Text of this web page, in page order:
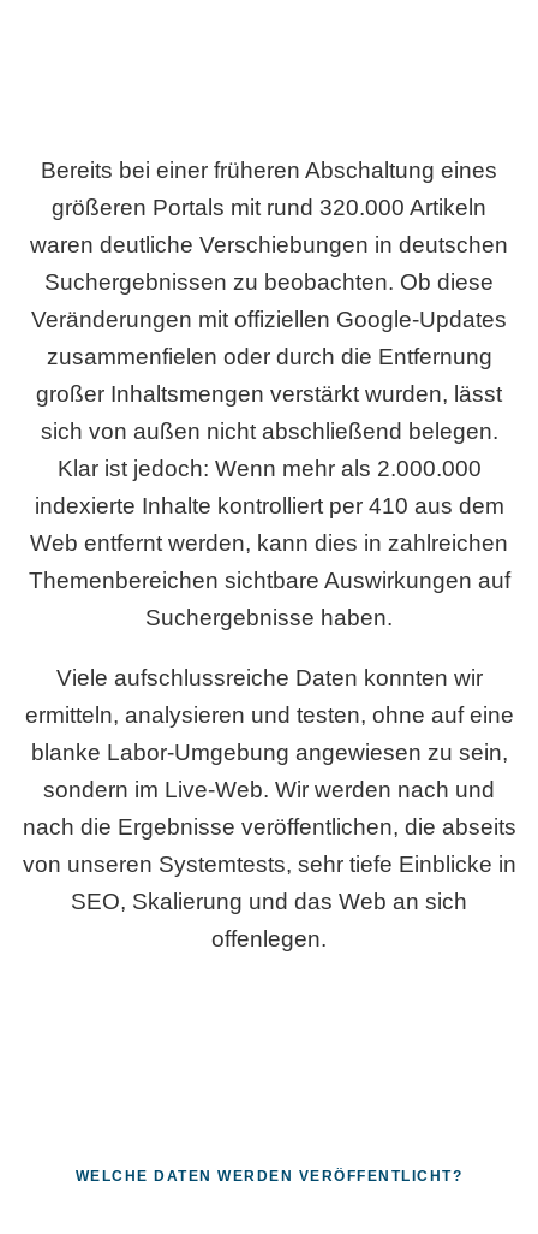
Bereits bei einer früheren Abschaltung eines
größeren Portals mit rund 320.000 Artikeln
waren deutliche Verschiebungen in deutschen
Suchergebnissen zu beobachten. Ob diese
Veränderungen mit offiziellen Google-Updates
zusammenfielen oder durch die Entfernung
großer Inhaltsmengen verstärkt wurden, lässt
sich von außen nicht abschließend belegen.
Klar ist jedoch: Wenn mehr als 2.000.000
indexierte Inhalte kontrolliert per 410 aus dem
Web entfernt werden, kann dies in zahlreichen
Themenbereichen sichtbare Auswirkungen auf
Suchergebnisse haben.
Viele aufschlussreiche Daten konnten wir
ermitteln, analysieren und testen, ohne auf eine
blanke Labor-Umgebung angewiesen zu sein,
sondern im Live-Web. Wir werden nach und
nach die Ergebnisse veröffentlichen, die abseits
von unseren Systemtests, sehr tiefe Einblicke in
SEO, Skalierung und das Web an sich
offenlegen.
WELCHE DATEN WERDEN VERÖFFENTLICHT?